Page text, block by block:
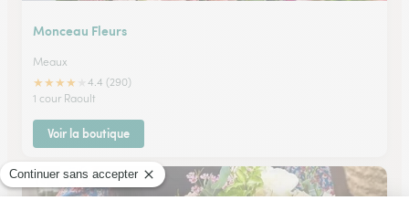
Monceau Fleurs
Meaux
★★★★
4.4 (290)
1 cour Raoult
Voir la boutique